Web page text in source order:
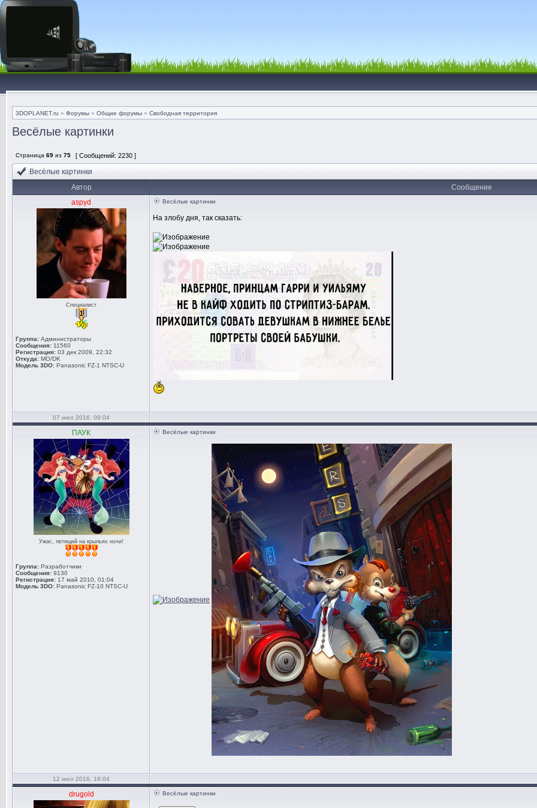
3DOPLANET.ru » Форумы » Общие форумы » Свободная территория
Весёлые картинки
Страница 69 из 75 [ Сообщений: 2230 ]
Весёлые картинки
Автор
Сообщение
aspyd
Специалист
Группа: Администраторы
Сообщения: 11560
Регистрация: 03 дек 2009, 22:32
Откуда: MO/DK
Модель 3DO: Panasonic FZ-1 NTSC-U
Весёлые картинки
На злобу дня, так сказать:
07 июл 2016, 09:04
ПАУК
Ужас, летящий на крыльях ночи!
Группа: Разработчики
Сообщения: 9130
Регистрация: 17 май 2010, 01:04
Модель 3DO: Panasonic FZ-10 NTSC-U
Весёлые картинки
12 июл 2016, 18:04
drugold Весёлые картинки